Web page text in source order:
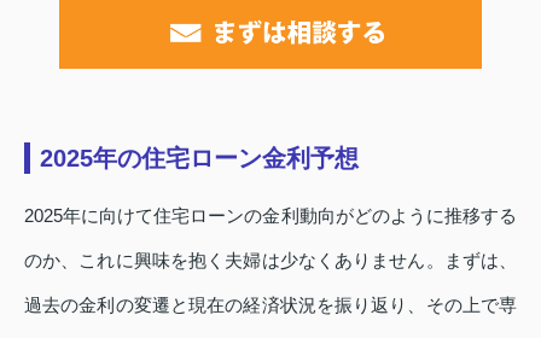
2025年の住宅ローン金利予想
2025年に向けて住宅ローンの金利動向がどのように推移する
のか、これに興味を抱く夫婦は少なくありません。まずは、
過去の金利の変遷と現在の経済状況を振り返り、その上で専